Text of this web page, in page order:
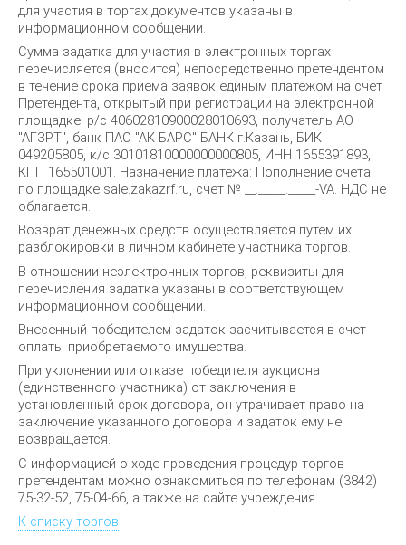
для участия в торгах документов указаны в
информационном сообщении.
Сумма задатка для участия в электронных торгах
перечисляется (вносится) непосредственно претендентом
в течение срока приема заявок единым платежом на счет
Претендента, открытый при регистрации на электронной
площадке: р/с 40602810900028010693, получатель АО
"АГЗРТ", банк ПАО "АК БАРС" БАНК г.Казань, БИК
049205805, к/с 30101810000000000805, ИНН 1655391893,
КПП 165501001. Назначение платежа: Пополнение счета
по площадке sale.zakazrf.ru, счет № __._____._____-VA. НДС не
облагается.
Возврат денежных средств осуществляется путем их
разблокировки в личном кабинете участника торгов.
В отношении неэлектронных торгов, реквизиты для
перечисления задатка указаны в соответствующем
информационном сообщении.
Внесенный победителем задаток засчитывается в счет
оплаты приобретаемого имущества.
При уклонении или отказе победителя аукциона
(единственного участника) от заключения в
установленный срок договора, он утрачивает право на
заключение указанного договора и задаток ему не
возвращается.
С информацией о ходе проведения процедур торгов
претендентам можно ознакомиться по телефонам ‎(3842)
75-32-52, 75-04-66, а также на сайте учреждения.
К списку торгов